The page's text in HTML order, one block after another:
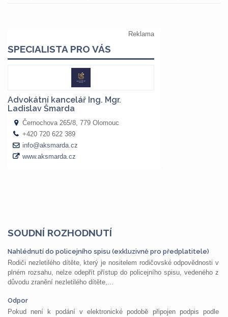
SOUDNÍ ROZHODNUTÍ
Nahlédnutí do policejního spisu (exkluzivně pro předplatitele)
Rodiči nezletilého dítěte, který je nositelem rodičovské odpovědnosti v
plném rozsahu, nelze odepřít přístup do policejního spisu, vedeného z
důvodu zranění nezletilého dítěte,...
Odpor
Pokud není k podání v elektronické podobě připojen podpis podle